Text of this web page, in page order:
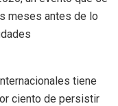
meses antes de lo
tiene
ciento de persistir